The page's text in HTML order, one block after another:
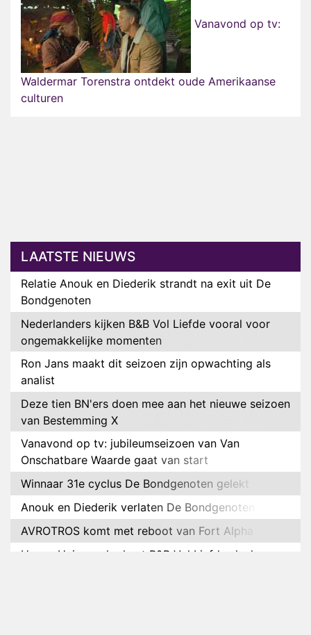
Vanavond op tv:
Waldermar Torenstra ontdekt oude Amerikaanse
culturen
LAATSTE NIEUWS
Relatie Anouk en Diederik strandt na exit uit De
Bondgenoten
Nederlanders kijken B&B Vol Liefde vooral voor
ongemakkelijke momenten
Ron Jans maakt dit seizoen zijn opwachting als
analist
Deze tien BN'ers doen mee aan het nieuwe seizoen
van Bestemming X
Vanavond op tv: jubileumseizoen van Van
Onschatbare Waarde gaat van start
Winnaar 31e cyclus De Bondgenoten gelekt
Anouk en Diederik verlaten De Bondgenoten
AVROTROS komt met reboot van Fort Alpha
Henny Huisman herkent B&B Vol Liefde-deelnemer